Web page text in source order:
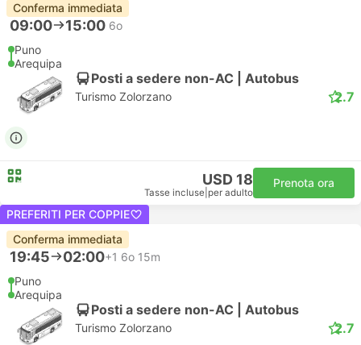
Conferma immediata
09:00 15:00 6o
Puno
Arequipa
Posti a sedere non-AC | Autobus
Turismo Zolorzano 2.7
USD 18
Tasse incluse per adulto
Prenota ora
PREFERITI PER COPPIE
Conferma immediata
19:45 02:00+1 6o 15m
Puno
Arequipa
Posti a sedere non-AC | Autobus
Turismo Zolorzano 2.7